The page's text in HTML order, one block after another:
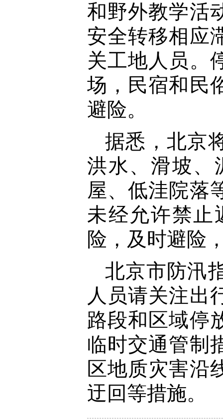
和野外教学活
安全转移相应
关工地人员。
场，民宿和民
避险。
据悉，北京
洪水、滑坡、
屋、低洼院落
未经允许禁止
险，及时避险
北京市防汛
人员请关注出
路段和区域停
临时交通管制
区地质灾害沿
迂回等措施。